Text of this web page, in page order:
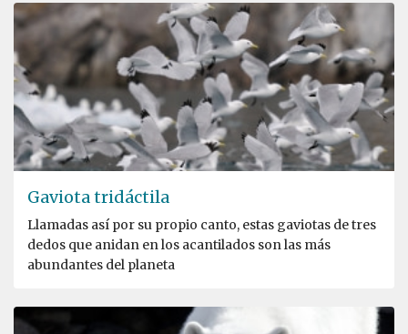
Gaviota tridáctila
Llamadas así por su propio canto, estas gaviotas de tres
dedos que anidan en los acantilados son las más
abundantes del planeta